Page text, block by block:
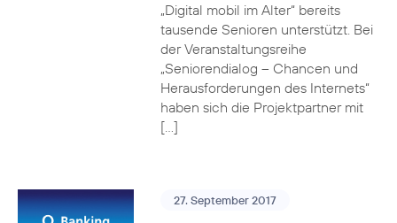
„Digital mobil im Alter“ bereits
tausende Senioren unterstützt. Bei
der Veranstaltungsreihe
„Seniorendialog – Chancen und
Herausforderungen des Internets“
haben sich die Projektpartner mit
[…]
27. September 2017